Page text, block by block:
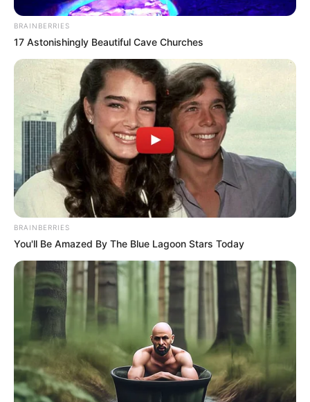
BRAINBERRIES
17 Astonishingly Beautiful Cave Churches
BRAINBERRIES
You'll Be Amazed By The Blue Lagoon Stars Today